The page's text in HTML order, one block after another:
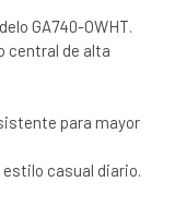
GA740-OWHT.
central de alta
para mayor
casual diario.